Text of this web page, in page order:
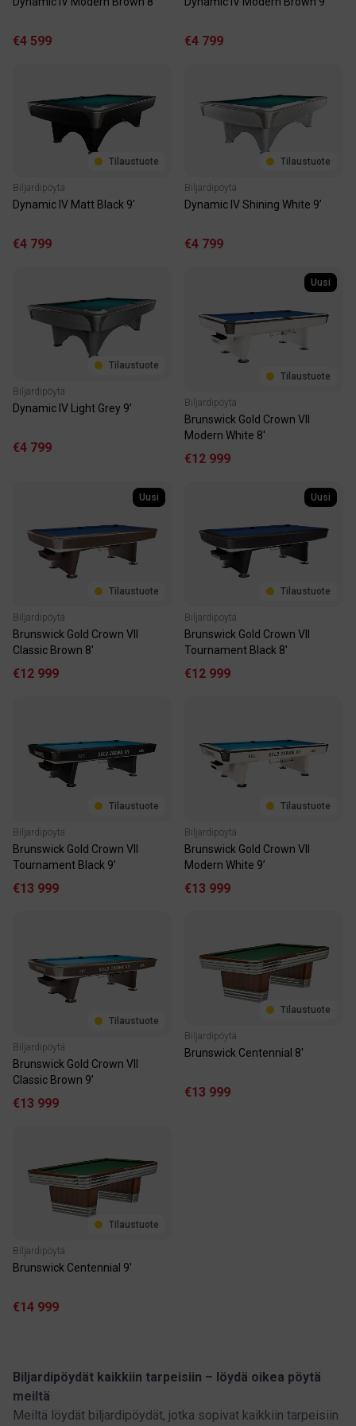
€4 599 €4 799
Tilaustuote
Biljardipöytä
Dynamic IV Matt Black 9'
€4 799
Tilaustuote
Biljardipöytä
Dynamic IV Shining White 9’
€4 799
Tilaustuote
Biljardipöytä
Dynamic IV Light Grey 9’
€4 799
Uusi
Tilaustuote
Biljardipöytä
Brunswick Gold Crown VII
Modern White 8'
€12 999
Uusi
Tilaustuote
Biljardipöytä
Brunswick Gold Crown VII
Classic Brown 8'
€12 999
Uusi
Tilaustuote
Biljardipöytä
Brunswick Gold Crown VII
Tournament Black 8'
€12 999
Tilaustuote
Biljardipöytä
Brunswick Gold Crown VII
Tournament Black 9’
€13 999
Tilaustuote
Biljardipöytä
Brunswick Gold Crown VII
Modern White 9’
€13 999
Tilaustuote
Biljardipöytä
Brunswick Gold Crown VII
Classic Brown 9’
€13 999
Tilaustuote
Biljardipöytä
Brunswick Centennial 8'
€13 999
Tilaustuote
Biljardipöytä
Brunswick Centennial 9'
€14 999
Biljardipöydät kaikkiin tarpeisiin – löydä oikea pöytä
meiltä
Meiltä löydät biljardipöydät, jotka sopivat kaikkiin tarpeisiin